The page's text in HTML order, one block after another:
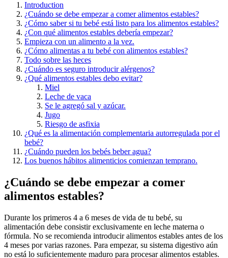
Introduction
¿Cuándo se debe empezar a comer alimentos estables?
¿Cómo saber si tu bebé está listo para los alimentos estables?
¿Con qué alimentos estables debería empezar?
Empieza con un alimento a la vez.
¿Cómo alimentas a tu bebé con alimentos estables?
Todo sobre las heces
¿Cuándo es seguro introducir alérgenos?
¿Qué alimentos estables debo evitar?
Miel
Leche de vaca
Se le agregó sal y azúcar.
Jugo
Riesgo de asfixia
¿Qué es la alimentación complementaria autorregulada por el
bebé?
¿Cuándo pueden los bebés beber agua?
Los buenos hábitos alimenticios comienzan temprano.
¿Cuándo se debe empezar a comer
alimentos estables?
Durante los primeros 4 a 6 meses de vida de tu bebé, su
alimentación debe consistir exclusivamente en leche materna o
fórmula. No se recomienda introducir alimentos estables antes de los
4 meses por varias razones. Para empezar, su sistema digestivo aún
no está lo suficientemente maduro para procesar alimentos estables.